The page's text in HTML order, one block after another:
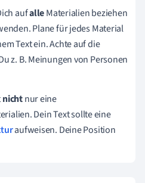
aufalleMaterialien beziehen
Plane für jedes Material
Text ein. Achte auf die
z. B. Meinungen von Personen
nichtnur eine
Dein Text sollte eine
aufweisen. Deine Position